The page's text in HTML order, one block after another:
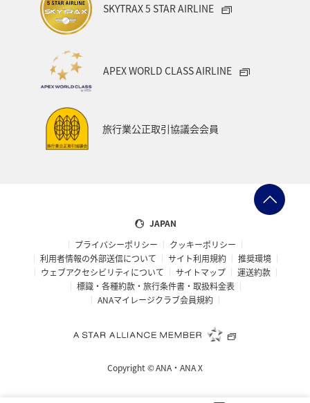
SKYTRAX 5 STAR AIRLINE
APEX WORLD CLASS AIRLINE
旅行業公正取引協議会会員
JAPAN
プライバシーポリシー
クッキーポリシー
利用者情報の外部送信について
サイト利用規約
推奨環境
ウェブアクセシビリティについて
サイトマップ
運送約款
標識・各種約款・旅行条件書・取扱料金表
ANAマイレージクラブ会員規約
Copyright ©ANA・ANA X